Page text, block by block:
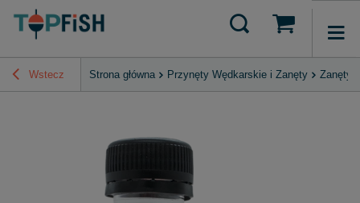
Wstecz Strona główna Przynęty Wędkarskie i Zanęty Zanęty,